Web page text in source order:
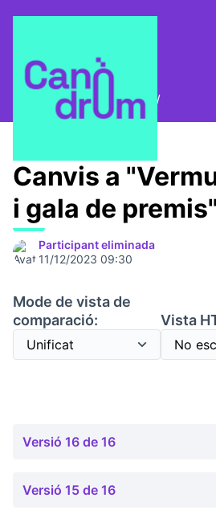
Trobades i assemblees /
Canvis a
i gala de premis"
Participant eliminada
11/12/2023 09:30
Mode de vista de
comparació:
Vista
Versió 16 de 16
Versió 15 de 16